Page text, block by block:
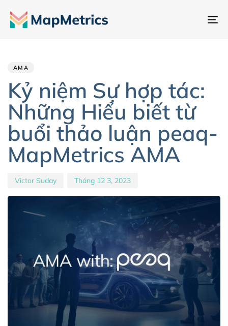
AMA
Kỷ niệm Sự hợp tác:
Những Hiểu biết từ
buổi thảo luận peaq-
MapMetrics AMA
Victor Suday Tháng 12 3, 2023